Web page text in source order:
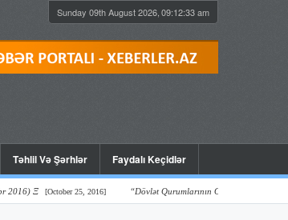
Sunday 09th August 2026, 09:12:34 am
Təhlil Və Şərhlər Faydalı Keçidlər
[October 25, 2016] “Dövlət Qurumlarının Onlayn Şəffaflıq Vəziyyəti: